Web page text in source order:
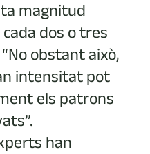
magnitud
dos o tres
obstant això,
intensitat pot
els patrons
han